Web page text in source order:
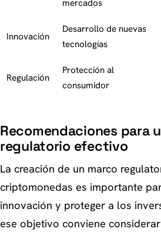
mercados
Innovación
Desarrollo de nuevas
tecnologías
Regulación
Protección al
consumidor
Recomendaciones para
regulatorio efectivo
La creación de un marco
criptomonedas es importante
innovación y proteger a los
ese objetivo conviene